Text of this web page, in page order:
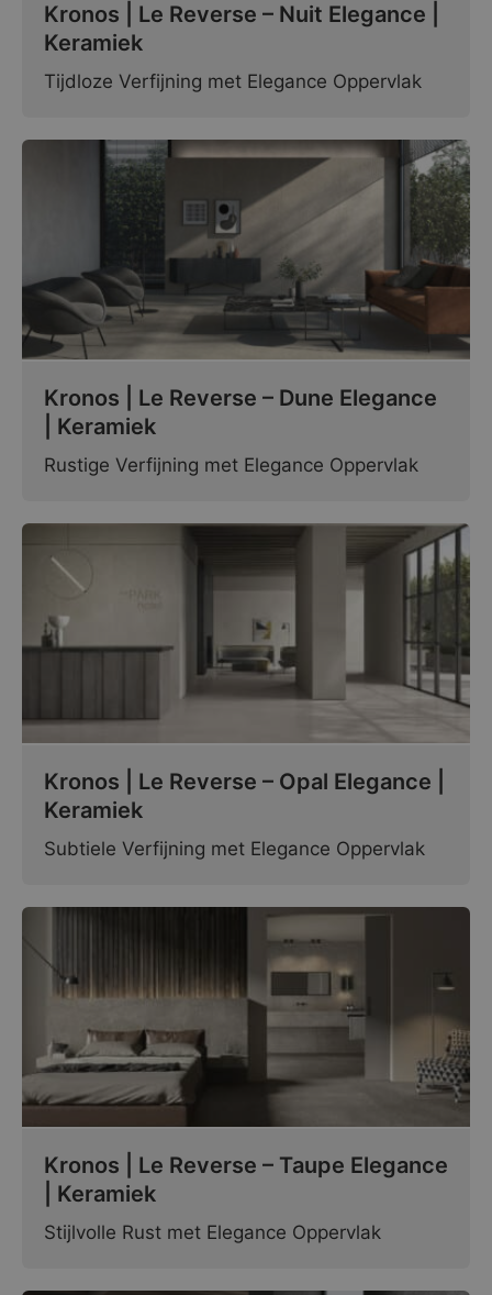
Kronos | Le Reverse – Nuit Elegance |
Keramiek
Tijdloze Verfijning met Elegance Oppervlak
Kronos | Le Reverse – Dune Elegance
| Keramiek
Rustige Verfijning met Elegance Oppervlak
Kronos | Le Reverse – Opal Elegance |
Keramiek
Subtiele Verfijning met Elegance Oppervlak
Kronos | Le Reverse – Taupe Elegance
| Keramiek
Stijlvolle Rust met Elegance Oppervlak